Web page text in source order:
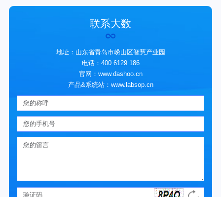
联系大数
地址：山东省青岛市崂山区智慧产业园
电话：400 6129 186
官网：www.dashoo.cn
产品&系统站：www.labsop.cn